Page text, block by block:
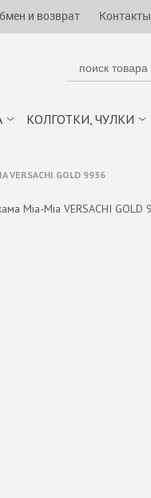
и возврат Контакты
КОЛГОТКИ, ЧУЛКИ
GOLD 9936